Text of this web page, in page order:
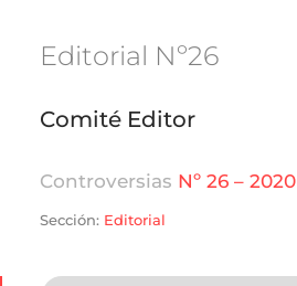
Editorial Nº26
Comité Editor
Controversias Nº 26 – 2020
Sección: Editorial